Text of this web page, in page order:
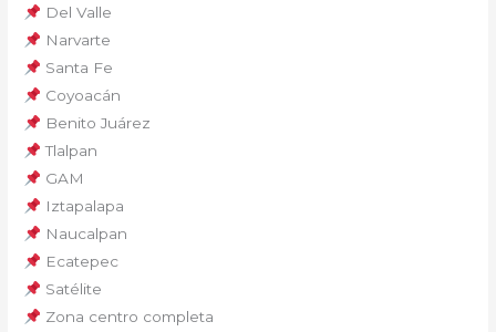
Del Valle
Narvarte
Santa Fe
Coyoacán
Benito Juárez
Tlalpan
GAM
Iztapalapa
Naucalpan
Ecatepec
Satélite
Zona centro completa